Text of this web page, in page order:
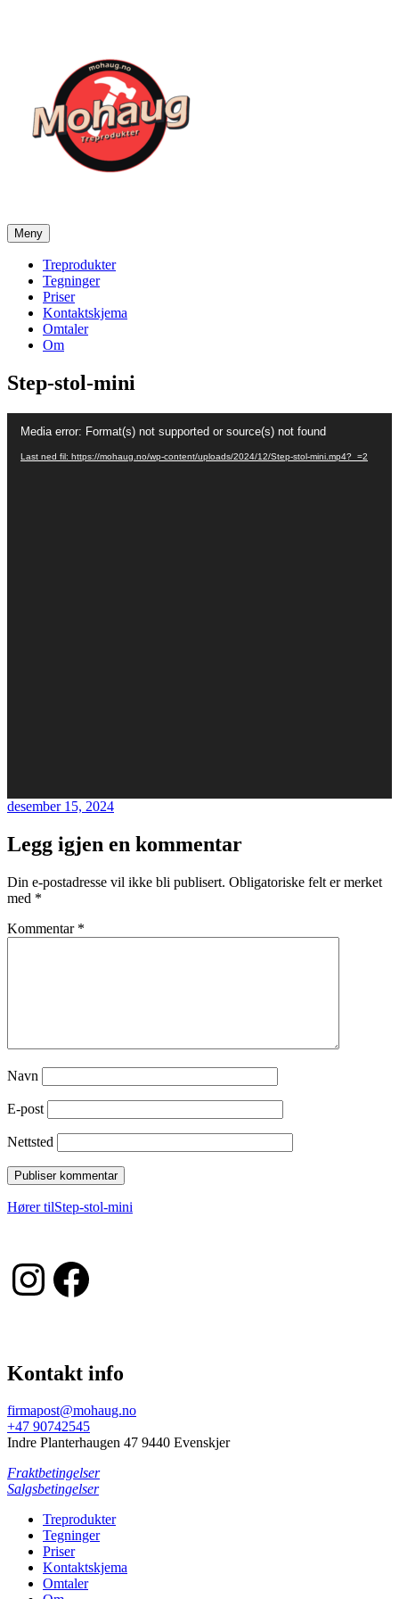
Mohaug Treprodukter
Salg av tegninger og treprodukter
Meny
Treprodukter
Tegninger
Priser
Kontaktskjema
Omtaler
Om
Step-stol-mini
Media error: Format(s) not supported or source(s) not found
Last ned fil: https://mohaug.no/wp-content/uploads/2024/12/Step-stol-mini.mp4?_=2
Publisert
desember 15, 2024
Legg igjen en kommentar
Din e-postadresse vil ikke bli publisert. Obligatoriske felt er merket
med *
Kommentar *
Navn
E-post
Nettsted
Innleggsnavigasjon
Hører tilStep-stol-mini
Instagram
Facebook
Kontakt info
firmapost@mohaug.no
+47 90742545
Indre Planterhaugen 47 9440 Evenskjer
Fraktbetingelser
Salgsbetingelser
Treprodukter
Tegninger
Priser
Kontaktskjema
Omtaler